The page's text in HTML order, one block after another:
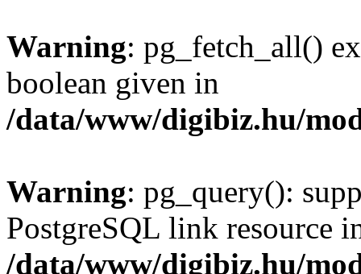
Warning: pg_fetch_all()
boolean given in
/data/www/digibiz.hu/
Warning: pg_query():
PostgreSQL link resource
/data/www/digibiz.hu/